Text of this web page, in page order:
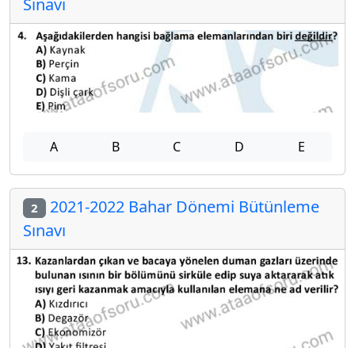
Sınavı
A B C D E
2 2021-2022 Bahar Dönemi Bütünleme
Sınavı